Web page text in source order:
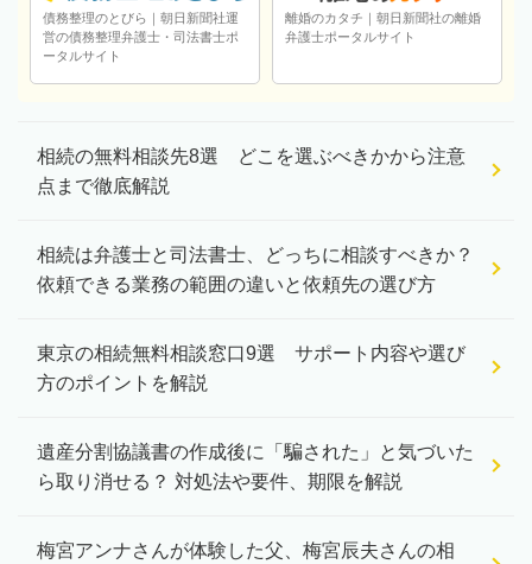
債務整理のとびら｜朝日新聞社運
営の債務整理弁護士・司法書士ポ
ータルサイト
離婚のカタチ｜朝日新聞社の離婚
弁護士ポータルサイト
相続の無料相談先8選 どこを選ぶべきかから注意
点まで徹底解説
相続は弁護士と司法書士、どっちに相談すべきか？
依頼できる業務の範囲の違いと依頼先の選び方
東京の相続無料相談窓口9選 サポート内容や選び
方のポイントを解説
遺産分割協議書の作成後に「騙された」と気づいた
ら取り消せる？ 対処法や要件、期限を解説
梅宮アンナさんが体験した父、梅宮辰夫さんの相